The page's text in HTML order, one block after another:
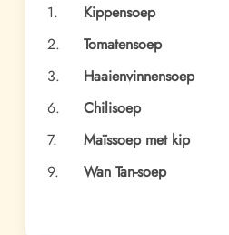
1. Kippensoep
2.
Tomatensoep
3.
Haaienvinnensoep
6.
Chilisoep
7.
Maïssoep met kip
9.
Wan Tan-soep